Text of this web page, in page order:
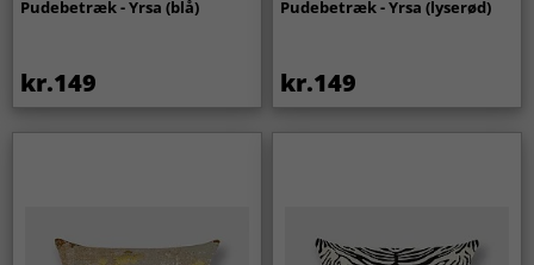
Pudebetræk - Yrsa (blå)
kr.149
Pudebetræk - Yrsa (lyserød)
kr.149